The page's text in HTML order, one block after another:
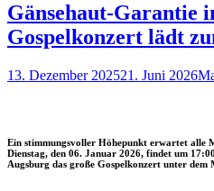
Gänsehaut-Garantie
Gospelkonzert lädt
Posted
13. Dezember 202521. Juni 2026
Ein stimmungsvoller Höhepunkt erwartet alle
Dienstag, den 06. Januar 2026, findet um
Augsburg das große Gospelkonzert unter dem